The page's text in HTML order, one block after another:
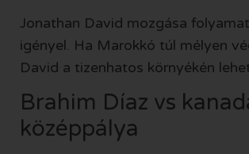
Jonathan David mozgása
igényel. Ha Marokkó túl mélyen
David a tizenhatos környékén
Brahim Díaz vs
középpálya